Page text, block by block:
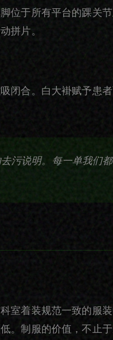
位于所有平台的踝关
拼片。
闭合。白大褂赋予患
污说明。每一单我们
室着装规范一致的服
。制服的价值，不止